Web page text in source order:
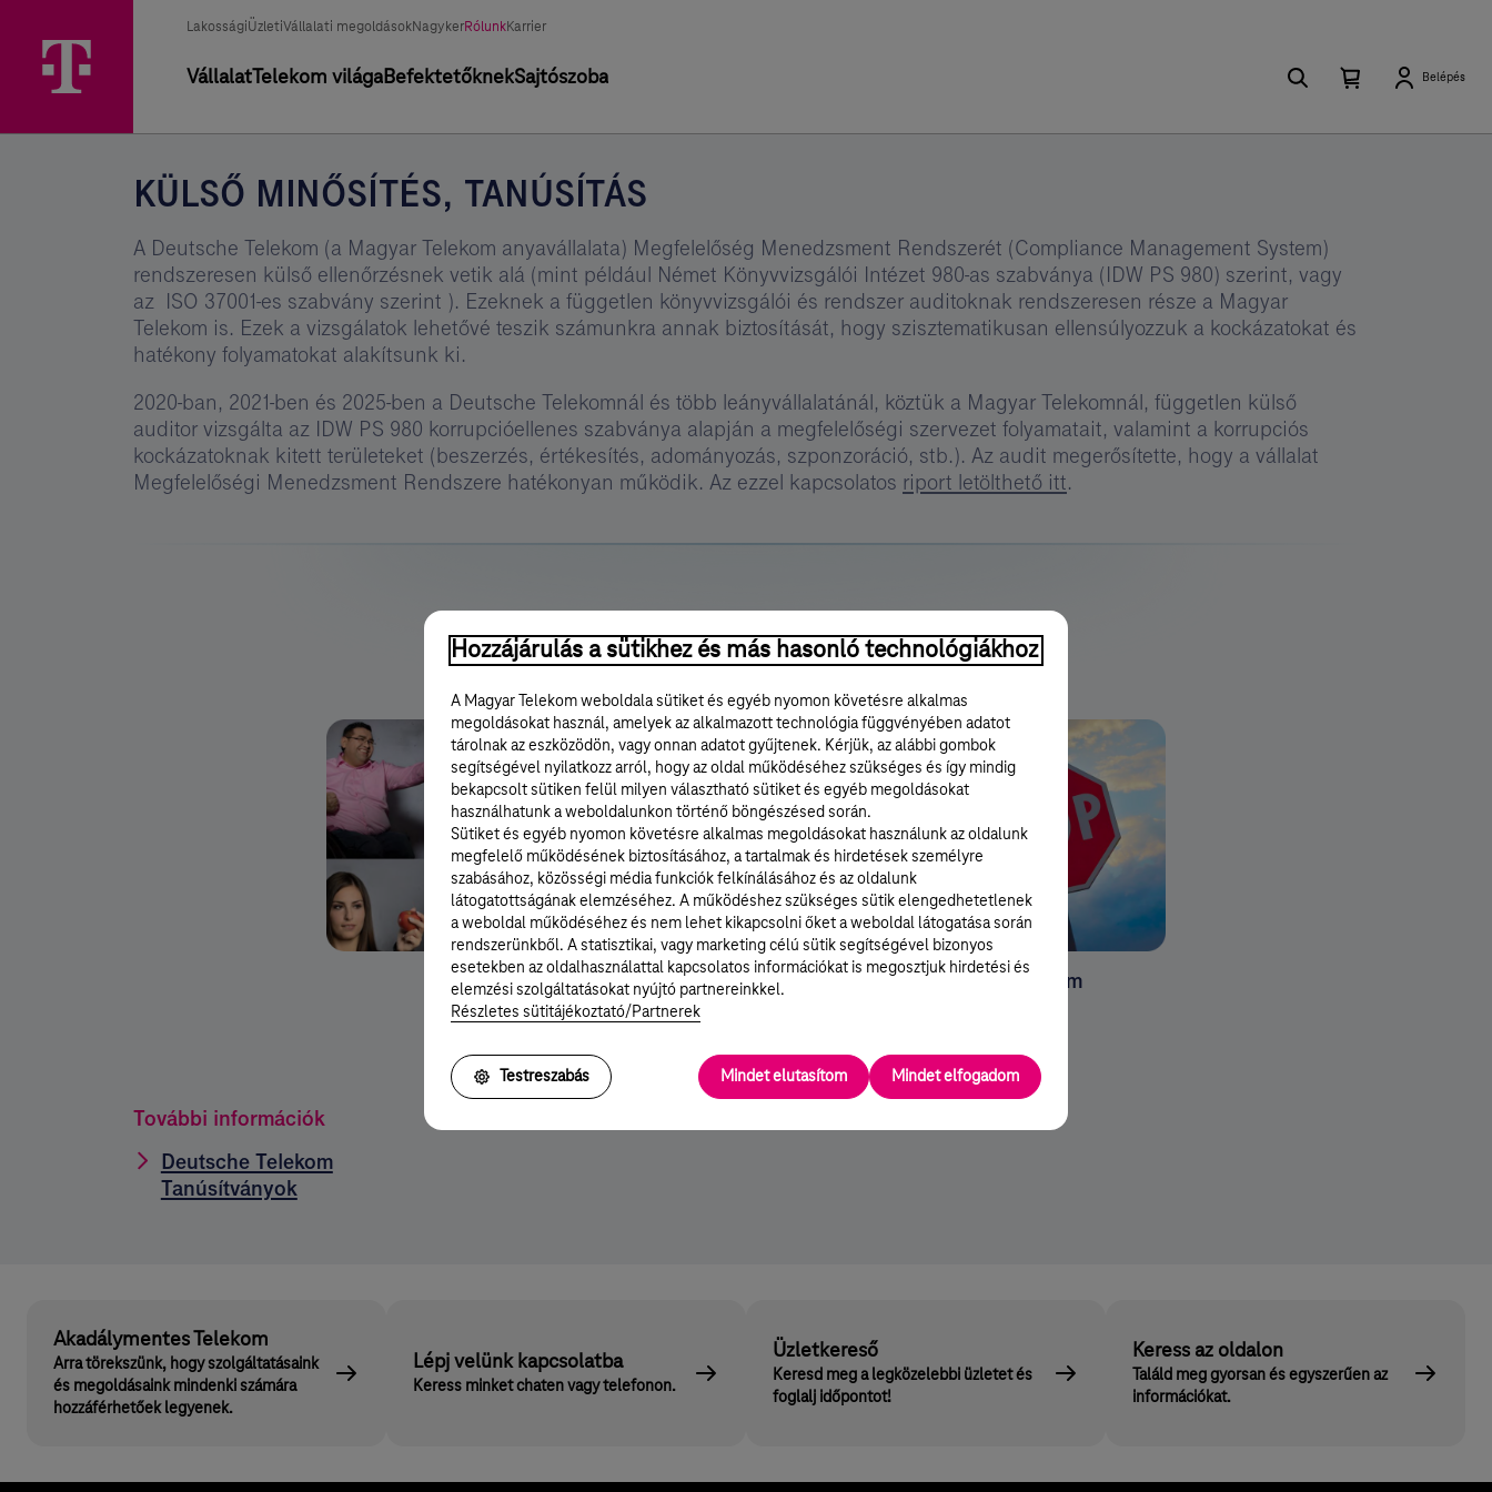
minősítés,
tanúsítás
Üzletág
LakosságiÜzletiVállalati megoldásokNagykerKiválasztott
RólunkKarrier
Elsődleges
VállalatTelekom világaBefektetőknekSajtószoba KeresésKosárban
található
Kosár
Belépés
KÜLSŐ MINŐSÍTÉS, TANÚSÍTÁS
A Deutsche Telekom (a Magyar Telekom anyavállalata) Megfelelőség Menedzsment Rendszerét (Compliance Management System)
rendszeresen külső ellenőrzésnek vetik alá (mint például Német Könyvvizsgálói Intézet 980-as szabványa (IDW PS 980) szerint, vagy
az ISO 37001-es szabvány szerint ). Ezeknek a független könyvvizsgálói és rendszer auditoknak rendszeresen része a Magyar
Telekom is. Ezek a vizsgálatok lehetővé teszik számunkra annak biztosítását, hogy szisztematikusan ellensúlyozzuk a kockázatokat és
hatékony folyamatokat alakítsunk ki.
2020-ban, 2021-ben és 2025-ben a Deutsche Telekomnál és több leányvállalatánál, köztük a Magyar Telekomnál, független külső
auditor vizsgálta az IDW PS 980 korrupcióellenes szabványa alapján a megfelelőségi szervezet folyamatait, valamint a korrupciós
kockázatoknak kitett területeket (beszerzés, értékesítés, adományozás, szponzoráció, stb.). Az audit megerősítette, hogy a vállalat
Megfelelőségi Menedzsment Rendszere hatékonyan működik. Az ezzel kapcsolatos riport letölthető itt.
Működési kódex
Részletek
Korrupcióellenes program
További információk
Deutsche Telekom
Tanúsítványok
Akadálymentes Telekom
Arra törekszünk, hogy szolgáltatásaink
és megoldásaink mindenki számára
hozzáférhetőek legyenek.
Lépj velünk kapcsolatba
Keress minket chaten vagy telefonon.
Üzletkereső
Keresd meg a legközelebbi üzletet és
foglalj időpontot!
Keress az oldalon
Találd meg gyorsan és egyszerűen az
információkat.
Hozzájárulás a sütikhez és más hasonló technológiákhoz
A Magyar Telekom weboldala sütiket és egyéb nyomon követésre alkalmas
megoldásokat használ, amelyek az alkalmazott technológia függvényében adatot
tárolnak az eszközödön, vagy onnan adatot gyűjtenek. Kérjük, az alábbi gombok
segítségével nyilatkozz arról, hogy az oldal működéséhez szükséges és így mindig
bekapcsolt sütiken felül milyen választható sütiket és egyéb megoldásokat
használhatunk a weboldalunkon történő böngészésed során.
Sütiket és egyéb nyomon követésre alkalmas megoldásokat használunk az oldalunk
megfelelő működésének biztosításához, a tartalmak és hirdetések személyre
szabásához, közösségi média funkciók felkínálásához és az oldalunk
látogatottságának elemzéséhez. A működéshez szükséges sütik elengedhetetlenek
a weboldal működéséhez és nem lehet kikapcsolni őket a weboldal látogatása során
rendszerünkből. A statisztikai, vagy marketing célú sütik segítségével bizonyos
esetekben az oldalhasználattal kapcsolatos információkat is megosztjuk hirdetési és
elemzési szolgáltatásokat nyújtó partnereinkkel.
Részletes sütitájékoztató/Partnerek
Testreszabás Mindet elutasítom Mindet elfogadom